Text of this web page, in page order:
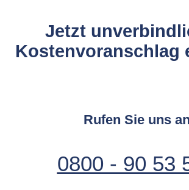
Jetzt
Kostenvoranschlag
Rufen Sie uns an
0800 - 90 53